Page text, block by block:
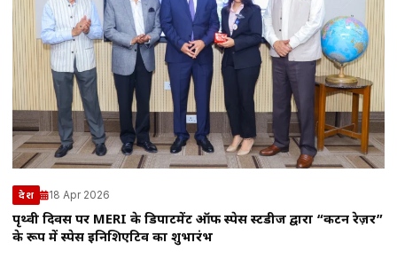
देश 18 Apr 2026
पृथ्वी दिवस पर MERI के डिपार्टमेंट ऑफ स्पेस स्टडीज द्वारा “कर्टन रेज़र”
के रूप में स्पेस इनिशिएटिव का शुभारंभ